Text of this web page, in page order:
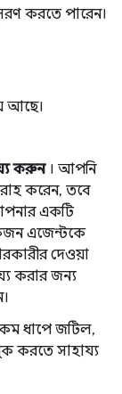
করতে পারেন।
আছে।
করুন। আপনি
করেন, তবে
আপনার একটি
এজেন্টকে
দেওয়া
করার জন্য
ধাপে জটিল,
করতে সাহায্য